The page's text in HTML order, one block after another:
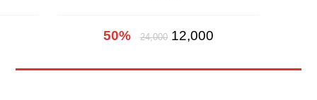
50% 24,000 12,000